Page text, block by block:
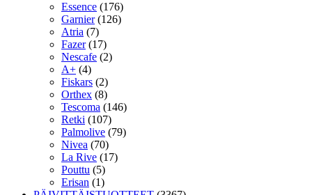
Essence (176)
Garnier (126)
Atria (7)
Fazer (17)
Nescafe (2)
A+ (4)
Fiskars (2)
Orthex (8)
Tescoma (146)
Retki (107)
Palmolive (79)
Nivea (70)
La Rive (17)
Pouttu (5)
Erisan (1)